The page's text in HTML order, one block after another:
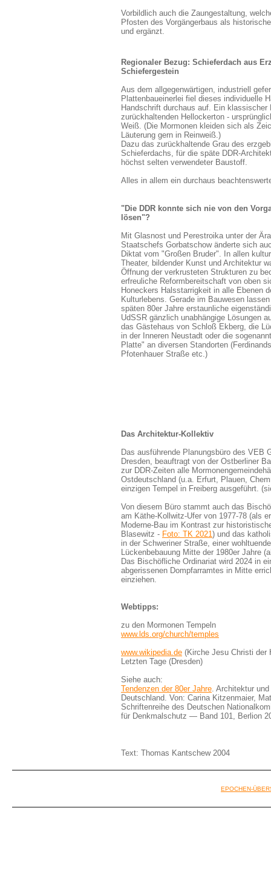
Vorbildlich auch die Zaungestaltung,
Pfosten des Vorgängerbaus als
und ergänzt.
Regionaler Bezug: Schieferdach aus
Schiefergestein
Aus dem allgegenwärtigen, industriell
Plattenbaueinerlei fiel dieses individuelle
Handschrift durchaus auf. Ein klassischer
zurückhaltenden Hellockerton -
Weiß. (Die Mormonen kleiden sich als
Läuterung gern in Reinweiß.)
Dazu das zurückhaltende Grau des
Schieferdachs, für die späte DDR-
höchst selten verwendeter Baustoff.
Alles in allem ein durchaus
"Die DDR konnte sich nie von den
lösen"?
Mit Glasnost und Perestroika unter der
Staatschefs Gorbatschow änderte sich
Diktat vom "Großen Bruder". In allen
Theater, bildender Kunst und Architektur
Öffnung der verkrusteten Strukturen zu
erfreuliche Reformbereitschaft von oben
Honeckers Halsstarrigkeit in alle Ebenen
Kulturlebens. Gerade im Bauwesen
späten 80er Jahre erstaunliche
UdSSR gänzlich unabhängige Lösungen
das Gästehaus von Schloß Ekberg, die
in der Inneren Neustadt oder die
Platte" an diversen Standorten
Pfotenhauer Straße etc.)
Das Architektur-Kollektiv
Das ausführende Planungsbüro des VEB
Dresden, beauftragt von der Ostberliner
zur DDR-Zeiten alle
Ostdeutschland (u.a. Erfurt, Plauen,
einzigen Tempel in Freiberg ausgeführt.
Von diesem Büro stammt auch das
am Käthe-Kollwitz-Ufer von 1977-78 (als
Moderne-Bau im Kontrast zur
Blasewitz - Foto: TK 2021) und das
in der Schweriner Straße, einer
Lückenbebauung Mitte der 1980er Jahre
Das Bischöfliche Ordinariat wird 2024 in
abgerissenen Dompfarramtes in Mitte
einziehen.
Webtipps:
zu den Mormonen Tempeln
www.lds.org/church/temples
www.wikipedia.de (Kirche Jesu Christi der
Letzten Tage (Dresden)
Siehe auch:
Tendenzen der 80er Jahre. Architektur
Deutschland. Von: Carina Kitzenmaier,
Schriftenreihe des Deutschen
für Denkmalschutz — Band 101, Berlion
Text: Thomas Kantschew 2004
EPOCHEN-